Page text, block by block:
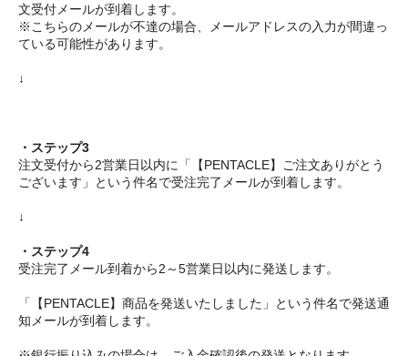
文受付メールが到着します。
※こちらのメールが不達の場合、メールアドレスの入力が間違っ
ている可能性があります。
↓
・ステップ3
注文受付から2営業日以内に「【PENTACLE】ご注文ありがとう
ございます」という件名で受注完了メールが到着します。
↓
・ステップ4
受注完了メール到着から2～5営業日以内に発送します。
「【PENTACLE】商品を発送いたしました」という件名で発送通
知メールが到着します。